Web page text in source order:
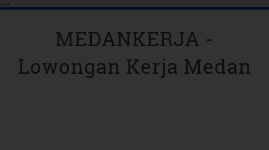
-->
MEDANKERJA -
Lowongan Kerja Medan